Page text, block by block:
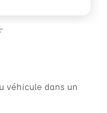
véhicule dans un